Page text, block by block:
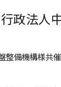
政法人
備機構様共